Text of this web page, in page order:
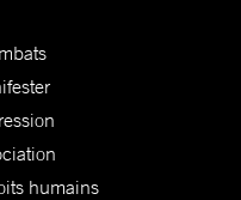
humains